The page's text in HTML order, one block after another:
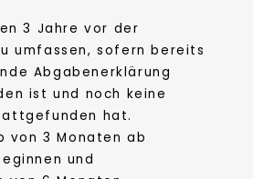
3 Jahre vor der
umfassen, sofern bereits
Abgabenerklärung
ist und noch keine
hat.
von 3 Monaten ab
und